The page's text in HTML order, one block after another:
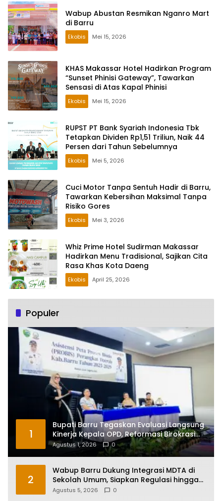
Wabup Abustan Resmikan Nganro Mart
di Barru
Ekobis Mei 15, 2026
KHAS Makassar Hotel Hadirkan Program
“Sunset Phinisi Gateway”, Tawarkan
Sensasi di Atas Kapal Phinisi
Ekobis Mei 15, 2026
RUPST PT Bank Syariah Indonesia Tbk
Tetapkan Dividen Rp1,51 Triliun, Naik 44
Persen dari Tahun Sebelumnya
Ekobis Mei 5, 2026
Cuci Motor Tanpa Sentuh Hadir di Barru,
Tawarkan Kebersihan Maksimal Tanpa
Risiko Gores
Ekobis Mei 3, 2026
Whiz Prime Hotel Sudirman Makassar
Hadirkan Menu Tradisional, Sajikan Cita
Rasa Khas Kota Daeng
Ekobis April 25, 2026
Populer
1
Bupati Barru Tegaskan Evaluasi Langsung
Kinerja Kepala OPD, Reformasi Birokrasi
Jadi Prioritas
Agustus 1, 2026 0
2
Wabup Barru Dukung Integrasi MDTA di
Sekolah Umum, Siapkan Regulasi hingga
Tim Khusus
Agustus 5, 2026 0